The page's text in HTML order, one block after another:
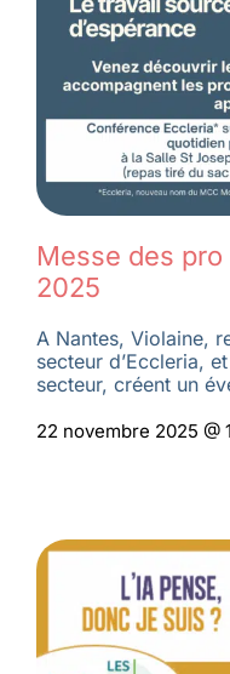
Messe des
2025
A Nantes, Violaine,
secteur d’Eccleria,
secteur, créent un
22 novembre 2025 @